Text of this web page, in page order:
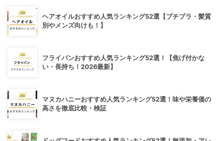
ヘアオイルおすすめ人気ランキング52選【プチプラ・髪質
別やメンズ向けも！】
フライパンおすすめ人気ランキング52選！【焦げ付かな
い・長持ち！2026最新】
マヌカハニーおすすめ人気ランキング52選！味や栄養価の
高さを徹底比較・検証